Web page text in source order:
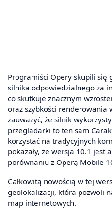
Programiści Opery skupili się
silnika odpowiedzialnego za
co skutkuje znacznym
oraz szybkości
zauważyć, że silnik
przeglądarki to ten sam
korzystać na tradycyjnych
pokazały, że wersja 10.1 jest
porównaniu z Operą Mobile
Całkowitą nowością w tej
geolokalizacji, która pozwoli
map internetowych.